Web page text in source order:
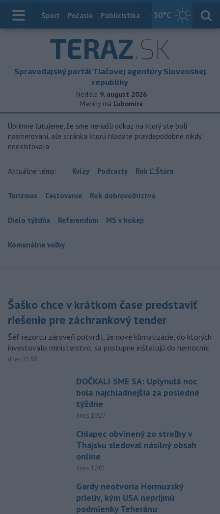
30°C
Index
Šport Počasie Publicistika Slovensko
TERAZ.SK
Spravodajský portál Tlačovej agentúry Slovenskej
republiky
Nedela 9. august 2026
Meniny má Ľubomíra
Úprimne ľutujeme, že sme nenašli odkaz na ktorý ste boli
nasmerovaní, ale stránka ktorú hľadáte pravdepodobne nikdy
neexistovala
Aktuálne témy: Kvízy Podcasty Rok Ľ.Štúra
Turizmus Cestovanie Rok dobrovoľníctva
Dielo týždňa Referendum MS v hokeji
Komunálne voľby
Šaško chce v krátkom čase predstaviť
riešenie pre záchrankový tender
Šéf rezortu zároveň potvrdil, že nové klimatizácie, do ktorých
investovalo ministerstvo, sa postupne inštalujú do nemocníc.
dnes 11:58
DOČKALI SME SA: Uplynulá noc
bola najchladnejšia za posledné
týždne
dnes 10:27
Chlapec obvinený zo streľby v
Thajsku sledoval násilný obsah
online
dnes 12:01
Gardy neotvoria Hormuzský
prieliv, kým USA neprijmú
podmienky Teheránu